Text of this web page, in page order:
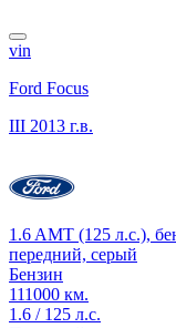
vin
Ford Focus
III 2013 г.в.
1.6 AMT (125 л.с.),
передний, серый
Бензин
111000 км.
1.6 / 125 л.с.